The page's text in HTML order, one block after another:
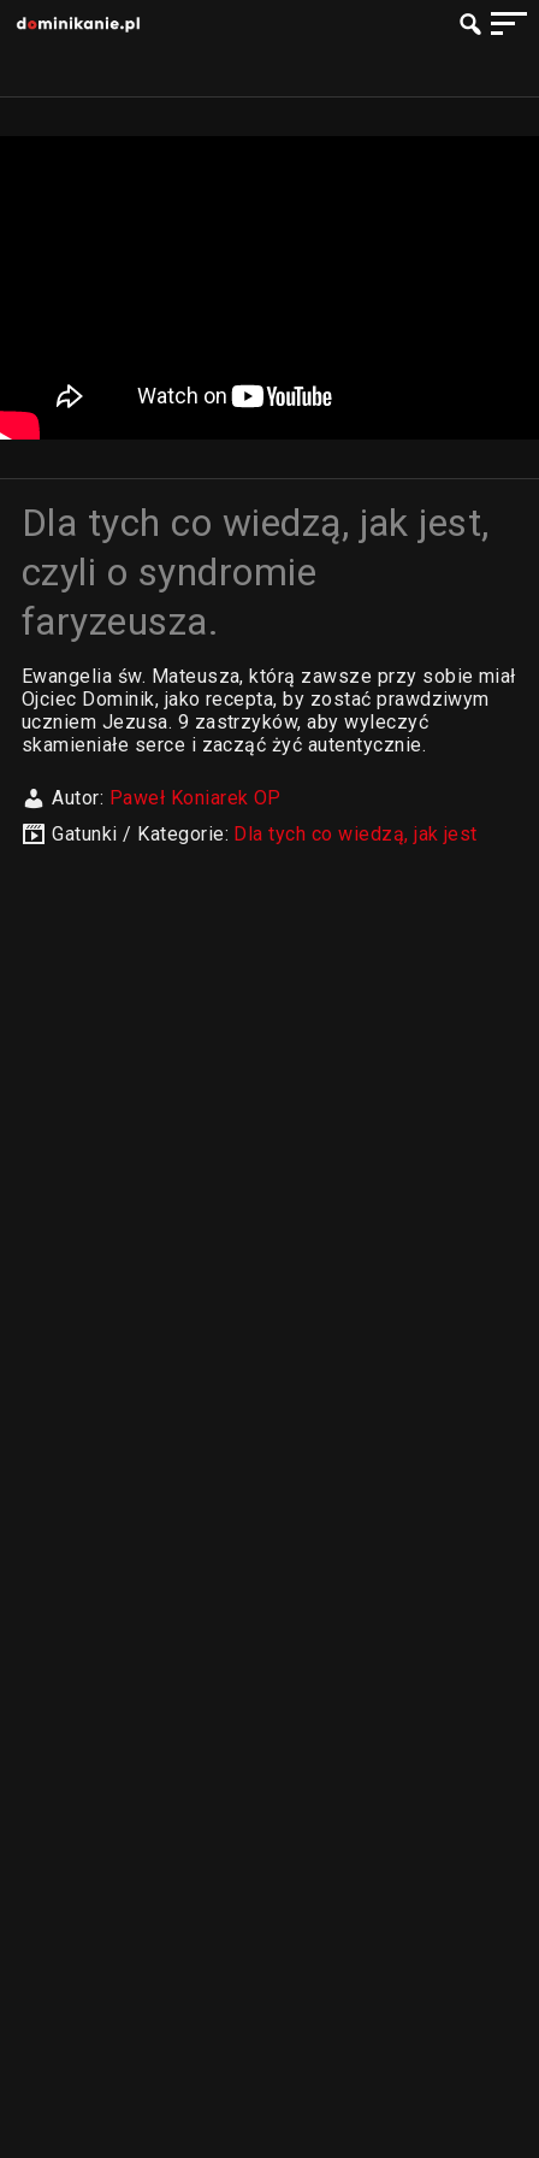
Dla tych co wiedzą, jak jest,
czyli o syndromie
faryzeusza.
Ewangelia św. Mateusza, którą zawsze przy sobie miał
Ojciec Dominik, jako recepta, by zostać prawdziwym
uczniem Jezusa. 9 zastrzyków, aby wyleczyć
skamieniałe serce i zacząć żyć autentycznie.
Autor: Paweł Koniarek OP
Gatunki / Kategorie: Dla tych co wiedzą, jak jest